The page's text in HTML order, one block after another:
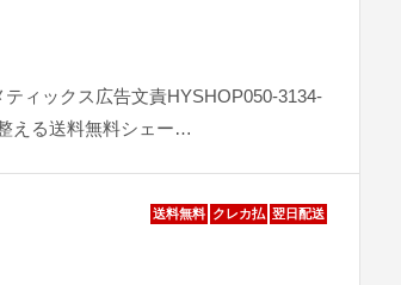
ィックス広告文責HYSHOP050-3134-
える送料無料シェー…
送料無料 クレカ払 翌日配送